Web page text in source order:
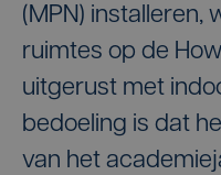
(MPN) installeren,
ruimtes op de
uitgerust met
bedoeling is dat
van het